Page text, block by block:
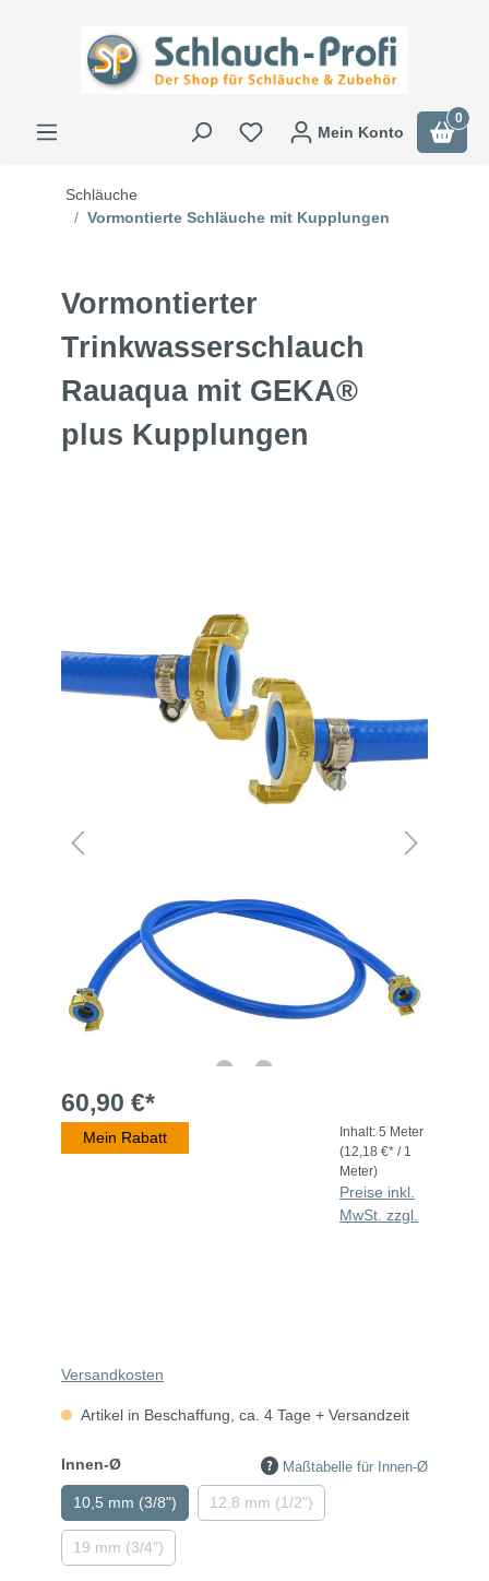
Mein Konto
0
Schläuche
Vormontierte Schläuche mit Kupplungen
Vormontierter
Trinkwasserschlauch
Rauaqua mit GEKA®
plus Kupplungen
60,90 €*
Mein Rabatt Inhalt: 5 Meter
(12,18 €* / 1
Meter)
Preise inkl.
MwSt. zzgl.
Versandkosten
Artikel in Beschaffung, ca. 4 Tage + Versandzeit
Innen-Ø Maßtabelle für Innen-Ø
10,5 mm (3/8") 12,8 mm (1/2")
19 mm (3/4")